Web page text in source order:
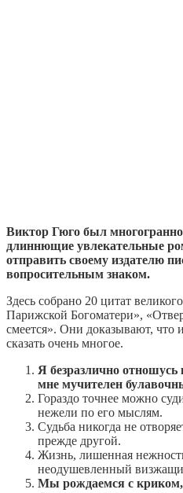
Виктор Гюго был
длиннющие увлекательные
отправить своему издателю
вопросительным знаком.
Здесь собрано 20 цитат
Парижской Богоматери»,
смеется». Они доказывают,
сказать очень многое.
Я безразлично
мне мучителен
Гораздо точнее можно
нежели по его мыслям.
Судьба никогда не
прежде другой.
Жизнь, лишенная
неодушевленный
Мы рождаемся с криком,